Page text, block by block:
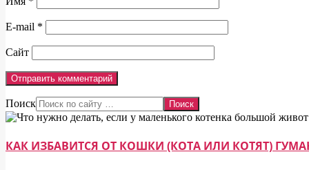
E-mail *
Сайт
Поиск
КАК ИЗБАВИТСЯ ОТ КОШКИ (КОТА ИЛИ КОТЯТ)